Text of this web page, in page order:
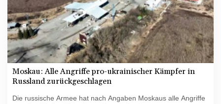
Moskau: Alle Angriffe pro-ukrainischer Kämpfer in
Russland zurückgeschlagen
Die russische Armee hat nach Angaben Moskaus alle Angriffe